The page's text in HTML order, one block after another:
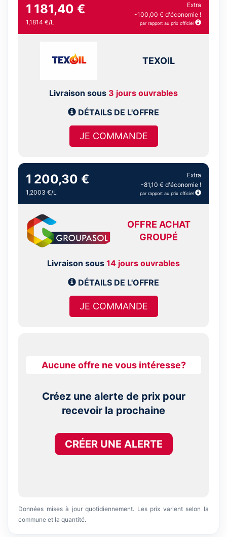
1 181,40 €
1,1814 €/L
Extra
-100,00 € d'économie !
par rapport au prix officiel
TEXOIL
Livraison sous 3 jours ouvrables
DÉTAILS DE L'OFFRE
JE COMMANDE
1 200,30 €
1,2003 €/L
Extra
-81,10 € d'économie !
par rapport au prix officiel
OFFRE ACHAT
GROUPÉ
Livraison sous 14 jours ouvrables
DÉTAILS DE L'OFFRE
JE COMMANDE
Aucune offre ne vous intéresse?
Créez une alerte de prix pour
recevoir la prochaine
CRÉER UNE ALERTE
Données mises à jour quotidiennement. Les prix varient selon la
commune et la quantité.